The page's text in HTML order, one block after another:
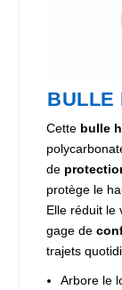
BULLE
Cette bulle
de
protège le
Elle réduit le
gage de
trajets
Arbore le